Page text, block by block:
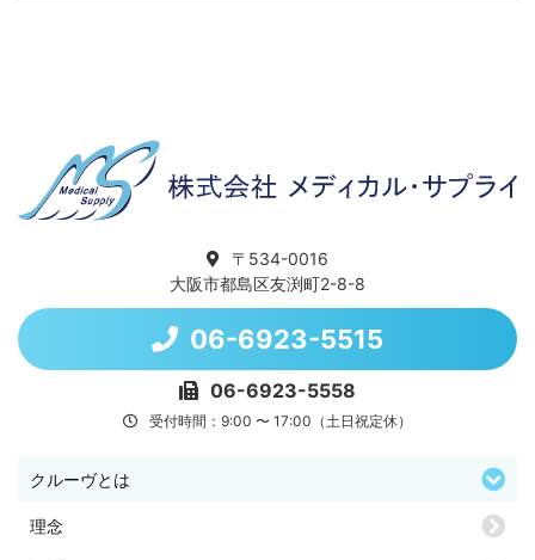
〒534-0016
大阪市都島区友渕町2-8-8
06-6923-5515
06-6923-5558
受付時間：9:00 〜 17:00（土日祝定休）
クルーヴとは
理念